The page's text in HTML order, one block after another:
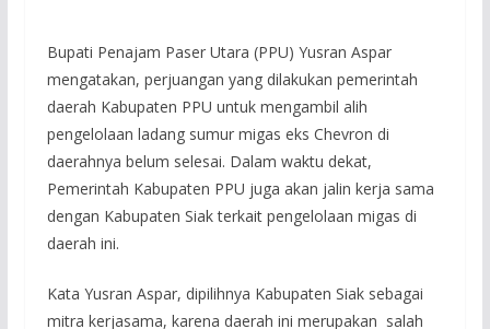
Bupati Penajam Paser Utara (PPU) Yusran Aspar
mengatakan, perjuangan yang dilakukan pemerintah
daerah Kabupaten PPU untuk mengambil alih
pengelolaan ladang sumur migas eks Chevron di
daerahnya belum selesai. Dalam waktu dekat,
Pemerintah Kabupaten PPU juga akan jalin kerja sama
dengan Kabupaten Siak terkait pengelolaan migas di
daerah ini.
Kata Yusran Aspar, dipilihnya Kabupaten Siak sebagai
mitra kerjasama, karena daerah ini merupakan salah